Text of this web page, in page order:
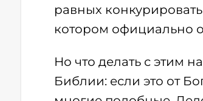
равных
котором официально
Но что делать с этим
Библии: если это от